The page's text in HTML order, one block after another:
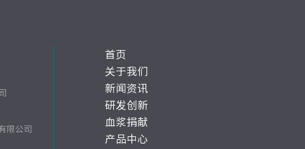
限公司
首页
关于我们
新闻资讯
研发创新
血浆捐献
产品中心